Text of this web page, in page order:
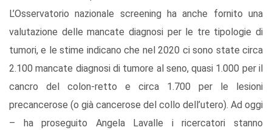
L’Osservatorio nazionale screening ha anche fornito una
valutazione delle mancate diagnosi per le tre tipologie di
tumori, e le stime indicano che nel 2020 ci sono state circa
2.100 mancate diagnosi di tumore al seno, quasi 1.000 per il
cancro del colon-retto e circa 1.700 per le lesioni
precancerose (o già cancerose del collo dell’utero). Ad oggi
– ha proseguito Angela Lavalle i ricercatori stanno